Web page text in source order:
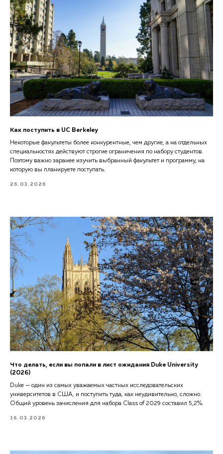
Как поступить в UC Berkeley
Некоторые факультеты более конкурентные, чем другие, а на отдельных
специальностях действуют строгие ограничения по набору студентов.
Поэтому важно заранее изучить выбранный факультет и программу, на
которую вы планируете поступать.
26.03.2026
Что делать, если вы попали в лист ожидания Duke University
(2026)
Duke — один из самых уважаемых частных исследовательских
университетов в США, и поступить туда, как неудивительно, сложно.
Общий уровень зачисления для набора Class of 2029 составил 5,2%.
16.03.2026